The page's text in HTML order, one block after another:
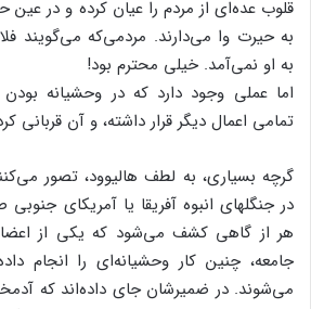
قلوب عده‌ای از مردم را عیان کرده و در عین
به حیرت وا می‌دارند. مردمی‌که می‌گویند
به او نمی‌آمد. خیلی محترم بود!
اما عملی وجود دارد که در وحشیانه
تمامی اعمال دیگر قرار داشته، و آن قربانی
گرچه بسیاری، به لطف هالیوود، تصور
در جنگلهای انبوه آفریقا یا آمریکای
هر از گاهی کشف می‌شود که یکی از
جامعه، چنین کار وحشیانه‌ای را انجام
می‌شوند. در ضمیرشان جای داده‌اند که